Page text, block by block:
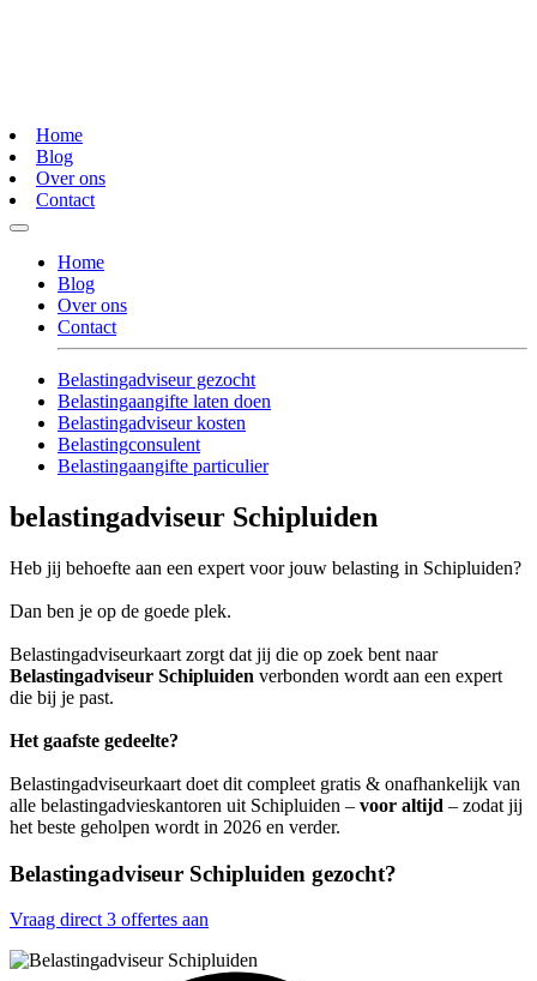
Home
Blog
Over ons
Contact
Home
Blog
Over ons
Contact
Belastingadviseur gezocht
Belastingaangifte laten doen
Belastingadviseur kosten
Belastingconsulent
Belastingaangifte particulier
belastingadviseur Schipluiden
Heb jij behoefte aan een expert voor jouw belasting in Schipluiden?
Dan ben je op de goede plek.
Belastingadviseurkaart zorgt dat jij die op zoek bent naar
Belastingadviseur Schipluiden verbonden wordt aan een expert
die bij je past.
Het gaafste gedeelte?
Belastingadviseurkaart doet dit compleet gratis & onafhankelijk van
alle belastingadvieskantoren uit Schipluiden – voor altijd – zodat jij
het beste geholpen wordt in 2026 en verder.
Belastingadviseur Schipluiden gezocht?
Vraag direct 3 offertes aan